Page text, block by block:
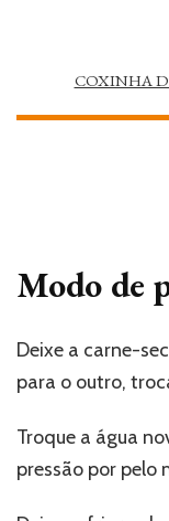
COXINHA
Modo de
Deixe a carne-
para o outro,
Troque a água
pressão por pelo